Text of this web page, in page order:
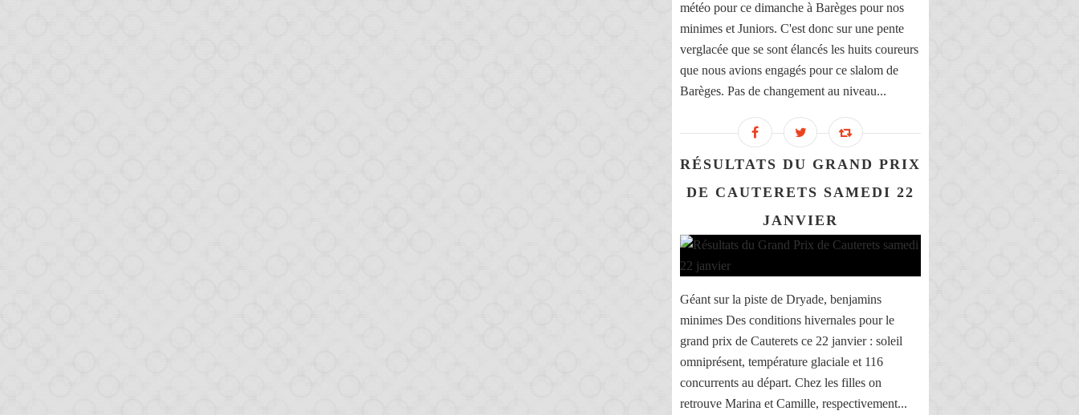
météo pour ce dimanche à Barèges pour nos
minimes et Juniors. C'est donc sur une pente
verglacée que se sont élancés les huits coureurs
que nous avions engagés pour ce slalom de
Barèges. Pas de changement au niveau...
RÉSULTATS DU GRAND PRIX
DE CAUTERETS SAMEDI 22
JANVIER
Géant sur la piste de Dryade, benjamins
minimes Des conditions hivernales pour le
grand prix de Cauterets ce 22 janvier : soleil
omniprésent, température glaciale et 116
concurrents au départ. Chez les filles on
retrouve Marina et Camille, respectivement...